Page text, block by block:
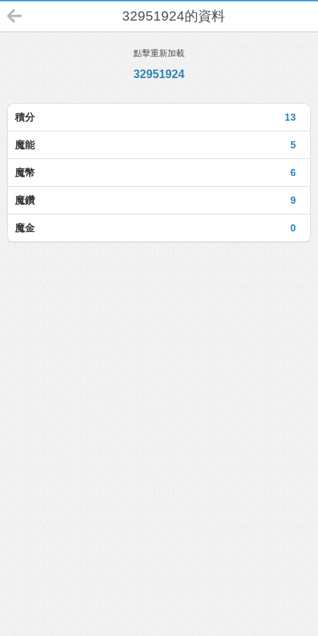
32951924的資料
點擊重新加載
32951924
13
積分
5
魔能
6
魔幣
9
魔鑽
0
魔金